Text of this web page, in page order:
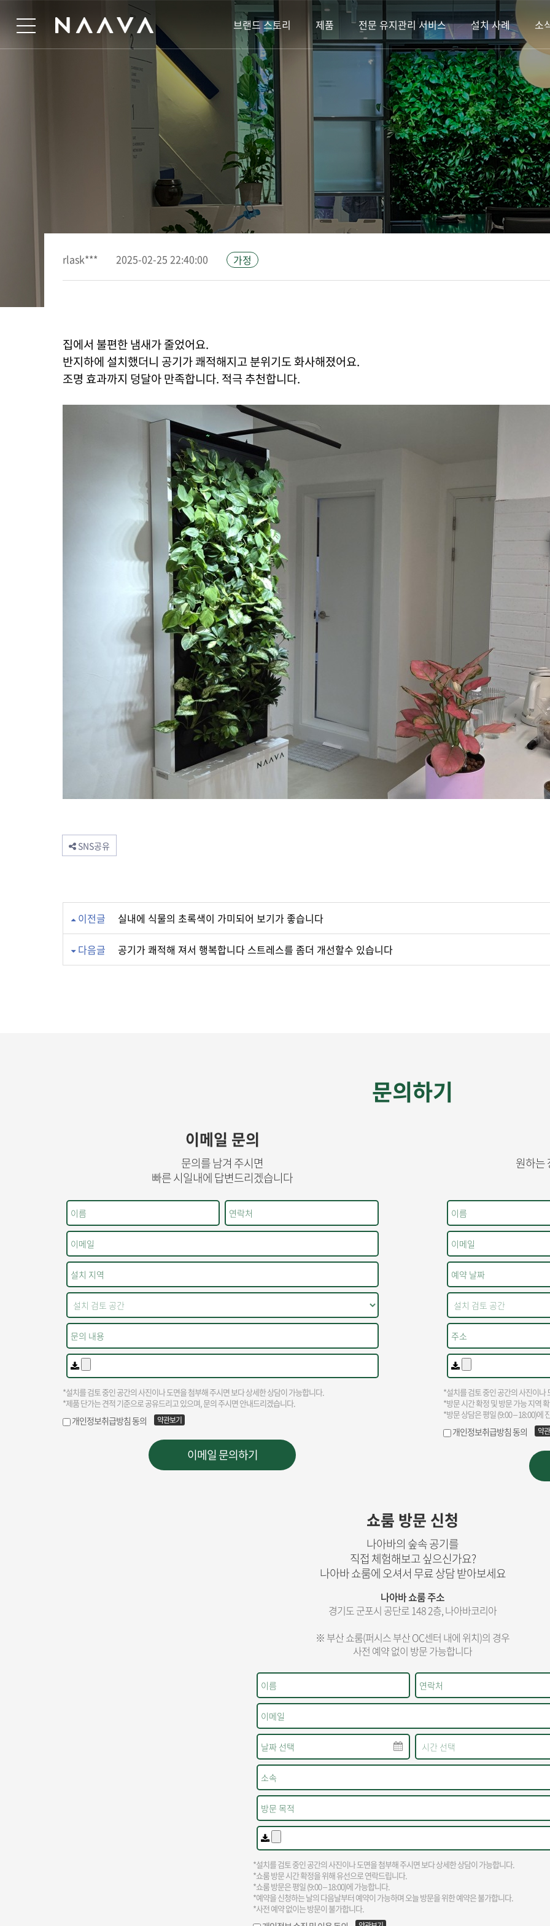
브랜드 스토리 제품 전문 유지관리 서비스 설치 사례 소
rlask*** 2025-02-25 22:40:00 가정
집에서 불편한 냄새가 줄었어요.
반지하에 설치했더니 공기가 쾌적해지고 분위기도 화사해졌어요.
조명 효과까지 덩달아 만족합니다. 적극 추천합니다.
SNS공유
이전글 실내에 식물의 초록색이 가미되어 보기가 좋습니다
다음글 공기가 쾌적해 져서 행복합니다 스트레스를 좀더 개선할수 있습니다
문의하기
이메일 문의
문의를 남겨 주시면
빠른 시일내에 답변드리겠습니다
원하는
쇼룸 방문 신청
나아바의 숲속 공기를
직접 체험해보고 싶으신가요?
나아바 쇼룸에 오셔서 무료 상담 받아보세요
나아바 쇼룸 주소
경기도 군포시 공단로 148 2층, 나아바코리아
※ 부산 쇼룸(퍼시스 부산 OC센터 내에 위치)의 경우
사전 예약 없이 방문 가능합니다